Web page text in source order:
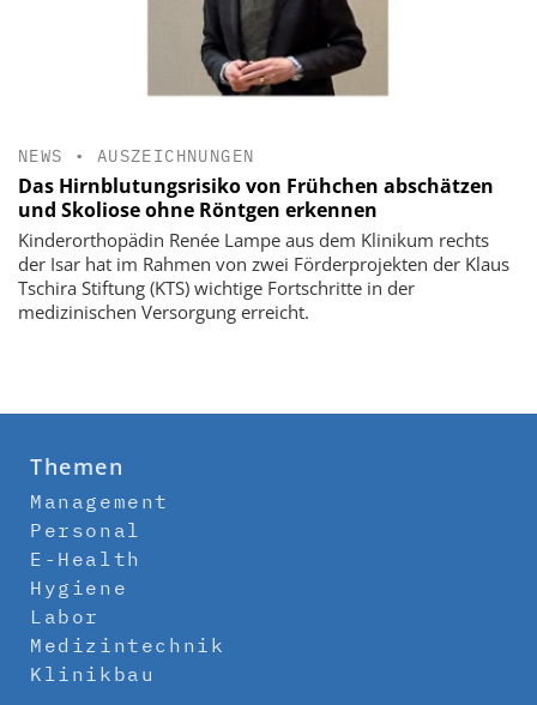
NEWS • AUSZEICHNUNGEN
Das Hirnblutungsrisiko von Frühchen abschätzen
und Skoliose ohne Röntgen erkennen
Kinderorthopädin Renée Lampe aus dem Klinikum rechts
der Isar hat im Rahmen von zwei Förderprojekten der Klaus
Tschira Stiftung (KTS) wichtige Fortschritte in der
medizinischen Versorgung erreicht.
Themen
Management
Personal
E-Health
Hygiene
Labor
Medizintechnik
Klinikbau